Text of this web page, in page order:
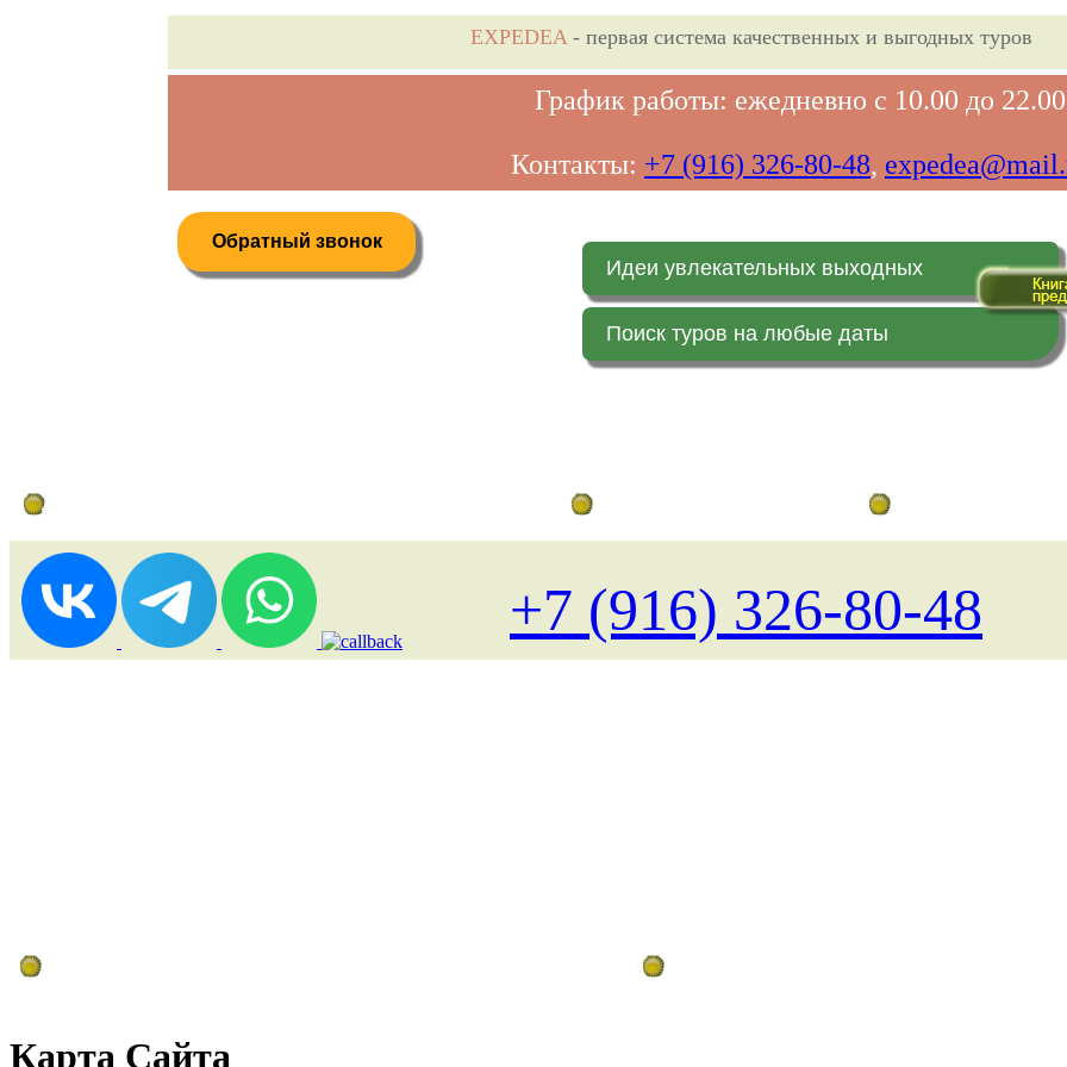
EXPEDEA- первая система качественных и выгодных туров
График работы: ежедневно с 10.00 до 22.00
Контакты: +7 (916) 326-80-48,
Обратный звонок
Идеи увлекательных выходных
Поиск туров на любые даты
Дистанционное бронирование туров
+7 (916) 326-80-48
Карта Сайта